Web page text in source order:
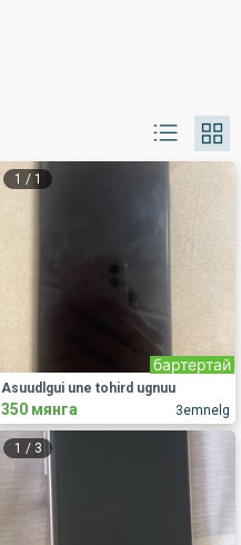
1 / 1
бартертай
3emnelg
Asuudlgui une tohird ugnuu
350 мянга
1 / 3